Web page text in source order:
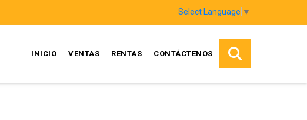
Select Language ▼
INICIO VENTAS RENTAS CONTÁCTENOS